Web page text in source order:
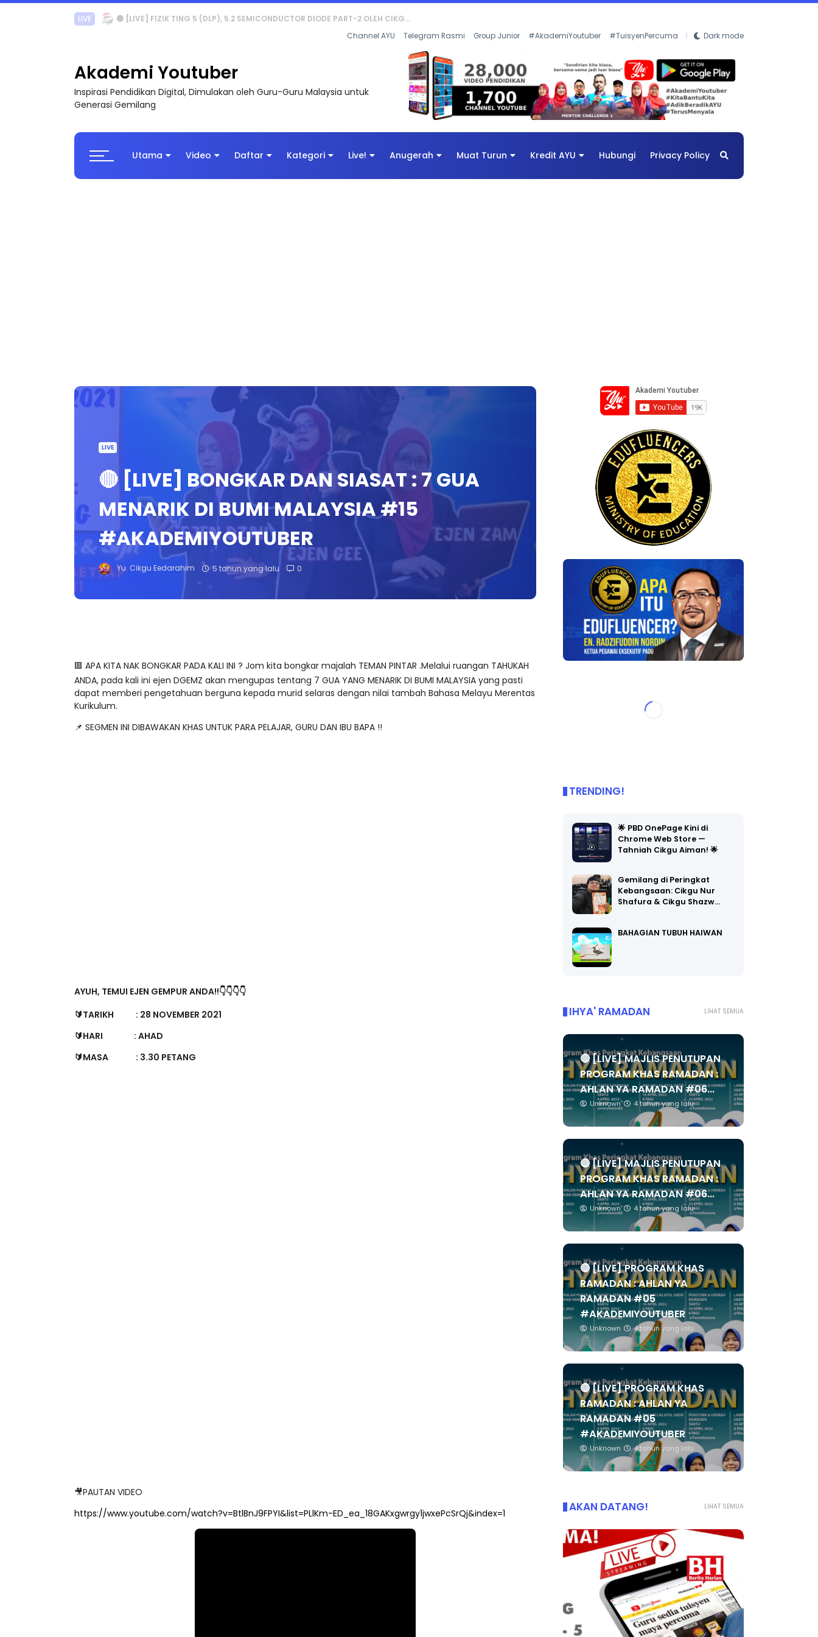
LIVE 🔴 [LIVE] PRINSIP PERAKAUNAN, PECUT SKOR SOALAN 1 TRIAL OLEH CIKGU WAN...
Channel AYU Telegram Rasmi Group Junior #AkademiYoutuber #TuisyenPercuma Dark mode
Akademi Youtuber
Inspirasi Pendidikan Digital, Dimulakan oleh Guru-Guru Malaysia untuk
Generasi Gemilang
Utama Video Daftar Kategori Live! Anugerah Muat Turun Kredit AYU Hubungi Privacy Policy
LIVE
🔴 [LIVE] BONGKAR DAN SIASAT : 7 GUA
MENARIK DI BUMI MALAYSIA #15
#AKADEMIYOUTUBER
Yu. Cikgu Eedarahim 5 tahun yang lalu 0
🟥 APA KITA NAK BONGKAR PADA KALI INI ? Jom kita bongkar majalah TEMAN PINTAR .Melalui ruangan TAHUKAH
ANDA, pada kali ini ejen DGEMZ akan mengupas tentang 7 GUA YANG MENARIK DI BUMI MALAYSIA yang pasti
dapat memberi pengetahuan berguna kepada murid selaras dengan nilai tambah Bahasa Melayu Merentas
Kurikulum.
📌 SEGMEN INI DIBAWAKAN KHAS UNTUK PARA PELAJAR, GURU DAN IBU BAPA !!
AYUH, TEMUI EJEN GEMPUR ANDA!!👇👇👇👇
🔰TARIKH : 28 NOVEMBER 2021
🔰HARI : AHAD
🔰MASA : 3.30 PETANG
🎥PAUTAN VIDEO
https://www.youtube.com/watch?v=BtlBnJ9FPYI&list=PLlKm-ED_ea_18GAKxgwrgy1jwxePcSrQj&index=1
TRENDING!
🌟 PBD OnePage Kini di
Chrome Web Store —
Tahniah Cikgu Aiman! 🌟
Gemilang di Peringkat
Kebangsaan: Cikgu Nur
Shafura & Cikgu Shazw…
BAHAGIAN TUBUH HAIWAN
LIHAT SEMUA
IHYA' RAMADAN
🔴 [LIVE] MAJLIS PENUTUPAN
PROGRAM KHAS RAMADAN :
AHLAN YA RAMADAN #06...
Unknown 4 tahun yang lalu
🔴 [LIVE] MAJLIS PENUTUPAN
PROGRAM KHAS RAMADAN :
AHLAN YA RAMADAN #06...
Unknown 4 tahun yang lalu
🔴 [LIVE] PROGRAM KHAS
RAMADAN : AHLAN YA
RAMADAN #05
#AKADEMIYOUTUBER
Unknown 4 tahun yang lalu
🔴 [LIVE] PROGRAM KHAS
RAMADAN : AHLAN YA
RAMADAN #05
#AKADEMIYOUTUBER
Unknown 4 tahun yang lalu
LIHAT SEMUA
AKAN DATANG!